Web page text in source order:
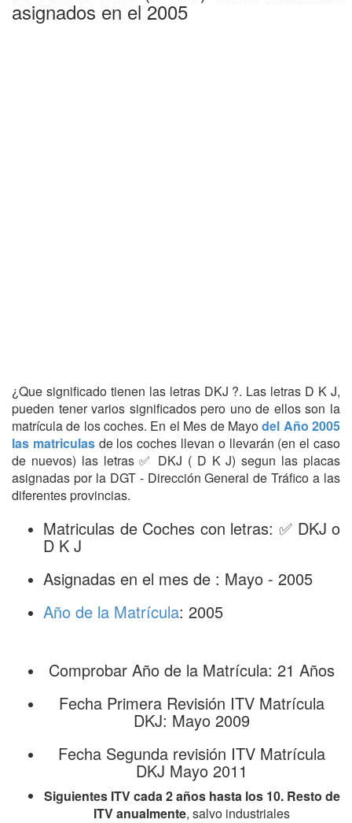
asignados en el 2005
¿Que significado tienen las letras DKJ ?. Las letras D K J,
pueden tener varios significados pero uno de ellos son la
matrícula de los coches. En el Mes de Mayodel Año 2005
las matriculas de los coches llevan o llevarán (en el caso
de nuevos) las letras ✅ DKJ ( D K J) segun las placas
asignadas por la DGT - Dirección General de Tráfico a las
diferentes provincias.
Matriculas de Coches con letras: ✅ DKJ o
D K J
Asignadas en el mes de : Mayo - 2005
Año de la Matrícula: 2005
Comprobar Año de la Matrícula: 21 Años
Fecha Primera Revisión ITV Matrícula
DKJ: Mayo 2009
Fecha Segunda revisión ITV Matrícula
DKJ Mayo 2011
Siguientes ITV cada 2 años hasta los 10. Resto de
ITV anualmente, salvo industriales